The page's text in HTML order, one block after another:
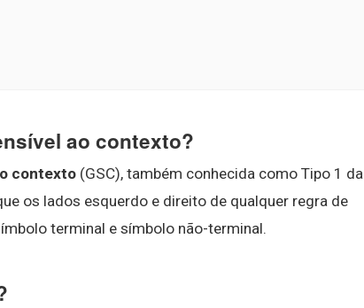
ao contexto?
contexto (GSC), também conhecida como Tipo 1 da
os lados esquerdo e direito de qualquer regra de
terminal e símbolo não-terminal.